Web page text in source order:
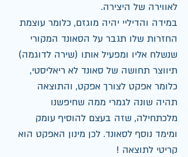
לאווירה של היצירה.
במידה והדיליי יהיה מוגזם, כלומר עוצמת
החזרות שלו תגבר על הסאונד המקורי
שנשלח אליו ומפעיל אותו (שירה לדוגמה)
תיווצר תחושה של סאונד לא ריאליסטי,
כלומר אפקט לצורך אפקט, והתוצאה
תהיה שונה לגמרי ממה שחיפשנו
מלכתחילה, שזה בעצם להוסיף עומק
ומימד נוסף לסאונד. לכן מינון האפקט הוא
קריטי לתוצאה !